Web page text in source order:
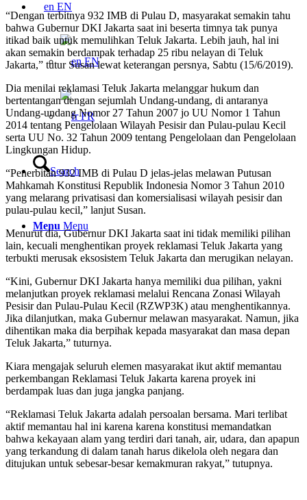
EN
EN
FR
Search
Menu Menu
“Dengan terbitnya 932 IMB di Pulau D, masyarakat semakin tahu
bahwa Gubernur DKI Jakarta saat ini beserta timnya tak punya
itikad baik untuk memulihkan Teluk Jakarta. Lebih jauh, hal ini
akan semakin berdampak terhadap 25 ribu nelayan di Teluk
Jakarta,” tutur Susan lewat keterangan persnya, Sabtu (15/6/2019).
Dia menilai reklamasi Teluk Jakarta melanggar hukum dan
bertentangan dengan sejumlah Undang-undang, di antaranya
Undang-undang Nomor 27 Tahun 2007 jo UU Nomor 1 Tahun
2014 tentang Pengelolaan Wilayah Pesisir dan Pulau-pulau Kecil
serta UU No. 32 Tahun 2009 tentang Pengelolaan dan Pengelolaan
Lingkungan Hidup.
“Penerbitan 932 IMB di Pulau D jelas-jelas melawan Putusan
Mahkamah Konstitusi Republik Indonesia Nomor 3 Tahun 2010
yang melarang privatisasi dan komersialisasi wilayah pesisir dan
pulau-pulau kecil,” lanjut Susan.
Menurut dia, Gubernur DKI Jakarta saat ini tidak memiliki pilihan
lain, kecuali menghentikan proyek reklamasi Teluk Jakarta yang
terbukti merusak eksosistem Teluk Jakarta dan merugikan nelayan.
“Kini, Gubernur DKI Jakarta hanya memiliki dua pilihan, yakni
melanjutkan proyek reklamasi melalui Rencana Zonasi Wilayah
Pesisir dan Pulau-Pulau Kecil (RZWP3K) atau menghentikannya.
Jika dilanjutkan, maka Gubernur melawan masyarakat. Namun, jika
dihentikan maka dia berpihak kepada masyarakat dan masa depan
Teluk Jakarta,” tuturnya.
Kiara mengajak seluruh elemen masyarakat ikut aktif memantau
perkembangan Reklamasi Teluk Jakarta karena proyek ini
berdampak luas dan juga jangka panjang.
“Reklamasi Teluk Jakarta adalah persoalan bersama. Mari terlibat
aktif memantau hal ini karena karena konstitusi memandatkan
bahwa kekayaan alam yang terdiri dari tanah, air, udara, dan apapun
yang terkandung di dalam tanah harus dikelola oleh negara dan
ditujukan untuk sebesar-besar kemakmuran rakyat,” tutupnya.